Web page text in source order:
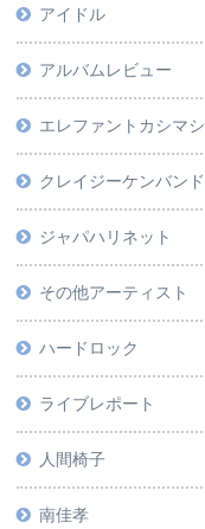
アイドル
アルバムレビュー
エレファントカシマシ
クレイジーケンバンド
ジャパハリネット
その他アーティスト
ハードロック
ライブレポート
人間椅子
南佳孝